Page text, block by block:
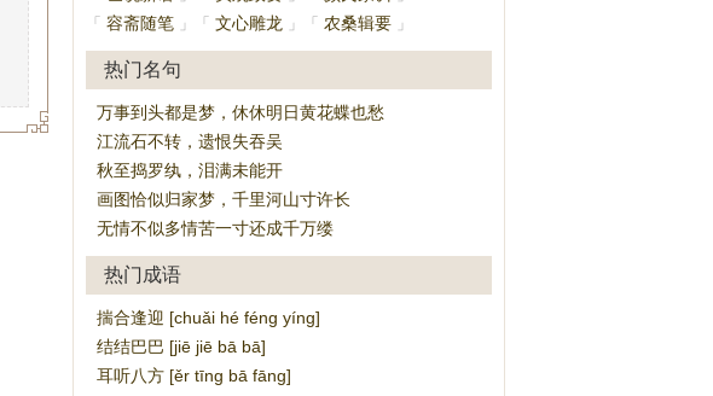
「 容斋随笔 」 「 文心雕龙 」 「 农桑辑要 」
热门名句
万事到头都是梦，休休明日黄花蝶也愁
江流石不转，遗恨失吞吴
秋至捣罗纨，泪满未能开
画图恰似归家梦，千里河山寸许长
无情不似多情苦一寸还成千万缕
热门成语
揣合逢迎 [chuǎi hé féng yíng]
结结巴巴 [jiē jiē bā bā]
耳听八方 [ěr tīng bā fāng]